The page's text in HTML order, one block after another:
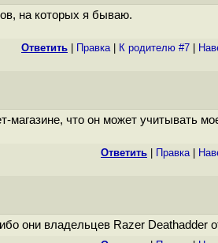
на которых я бываю.
Ответить Правка| К родителю #7
магазине, что он может учитывать
Ответить Правка|
они владельцев Razer Deathadder